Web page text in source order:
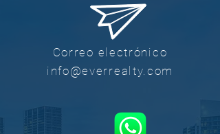
Correo electrónico
info@everrealty.com